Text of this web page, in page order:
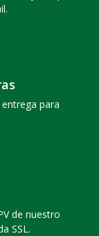
para
de nuestro
SSL.